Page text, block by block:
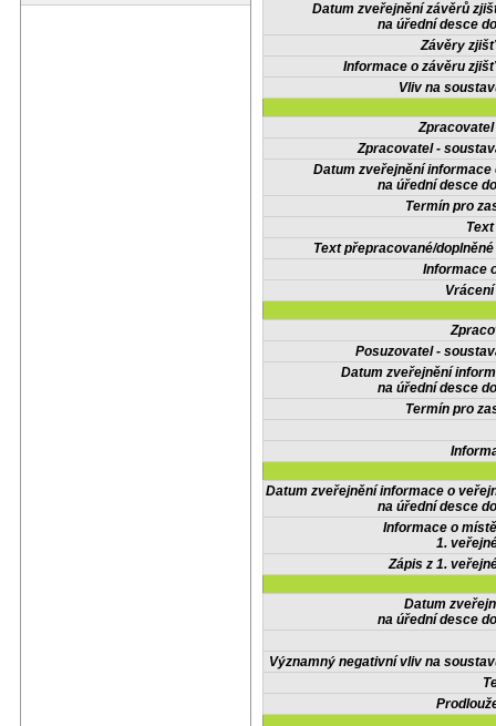
Datum zveřejnění závěrů
na úřední desce
Závěry
Informace o závěru
Vliv na
Zpracovatel -
Datum zveřejnění informace
na úřední desce
Termín pro
Text přepracované/
Informace
Posuzovatel -
Datum zveřejnění
na úřední desce
Termín pro
Datum zveřejnění informace o
na úřední desce
Informace o
1.
Zápis z 1.
Datum
na úřední desce
Významný negativní vliv na